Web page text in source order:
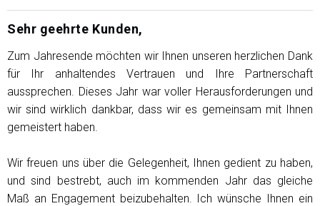
Sehr geehrte Kunden,
Zum Jahresende möchten wir Ihnen unseren herzlichen Dank
für Ihr anhaltendes Vertrauen und Ihre Partnerschaft
aussprechen. Dieses Jahr war voller Herausforderungen und
wir sind wirklich dankbar, dass wir es gemeinsam mit Ihnen
gemeistert haben.
Wir freuen uns über die Gelegenheit, Ihnen gedient zu haben,
und sind bestrebt, auch im kommenden Jahr das gleiche
Maß an Engagement beizubehalten. Ich wünsche Ihnen ein